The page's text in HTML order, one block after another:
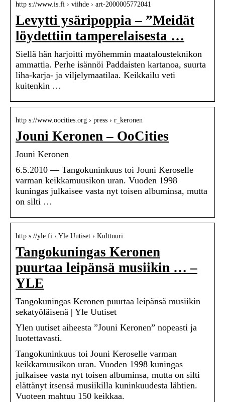
http s://www.is.fi › viihde › art-2000005772041
Levytti ysäripoppia – ”Meidät
löydettiin tamperelaisesta …
Siellä hän harjoitti myöhemmin maatalousteknikon
ammattia. Perhe isännöi Paddaisten kartanoa, suurta
liha-karja- ja viljelymaatilaa. Keikkailu veti
kuitenkin …
http s://www.oocities.org › press › r_keronen
Jouni Keronen – OoCities
Jouni Keronen
6.5.2010 — Tangokuninkuus toi Jouni Keroselle
varman keikkamuusikon uran. Vuoden 1998
kuningas julkaisee vasta nyt toisen albuminsa, mutta
on silti …
http s://yle.fi › Yle Uutiset › Kulttuuri
Tangokuningas Keronen
puurtaa leipänsä musiikin … –
YLE
Tangokuningas Keronen puurtaa leipänsä musiikin
sekatyöläisenä | Yle Uutiset
Ylen uutiset aiheesta ”Jouni Keronen” nopeasti ja
luotettavasti.
Tangokuninkuus toi Jouni Keroselle varman
keikkamuusikon uran. Vuoden 1998 kuningas
julkaisee vasta nyt toisen albuminsa, mutta on silti
elättänyt itsensä musiikilla kuninkuudesta lähtien.
Vuoteen mahtuu 150 keikkaa.